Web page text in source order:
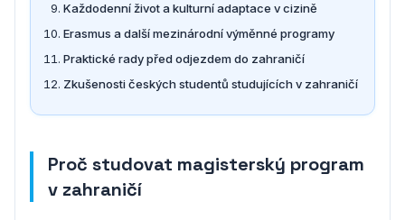
Každodenní život a kulturní adaptace v cizině
Erasmus a další mezinárodní výměnné programy
Praktické rady před odjezdem do zahraničí
Zkušenosti českých studentů studujících v zahraničí
Proč studovat magisterský program
v zahraničí